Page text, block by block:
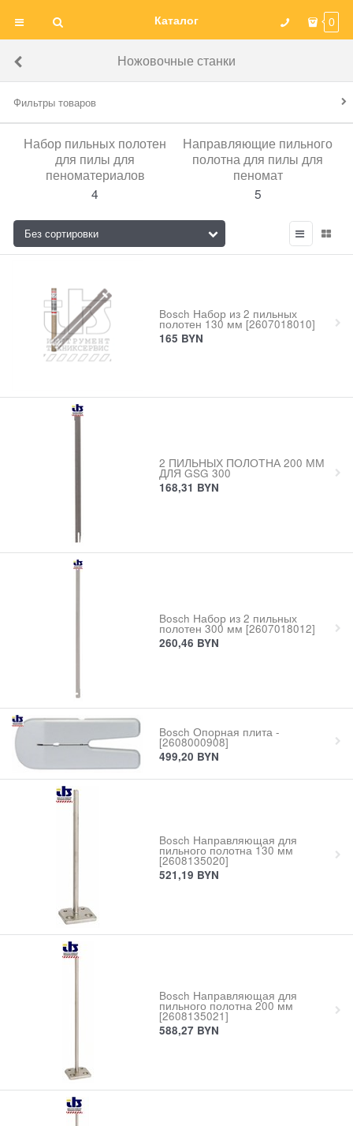
Каталог 0
Ножовочные станки
Фильтры товаров
Набор пильных полотен
для пилы для
пеноматериалов
4
Направляющие пильного
полотна для пилы для
пеномат
5
Bosch Набор из 2 пильных
полотен 130 мм [2607018010]
165 BYN
2 ПИЛЬНЫХ ПОЛОТНА 200 ММ
ДЛЯ GSG 300
168,31 BYN
Bosch Набор из 2 пильных
полотен 300 мм [2607018012]
260,46 BYN
Bosch Опорная плита -
[2608000908]
499,20 BYN
Bosch Направляющая для
пильного полотна 130 мм
[2608135020]
521,19 BYN
Bosch Направляющая для
пильного полотна 200 мм
[2608135021]
588,27 BYN